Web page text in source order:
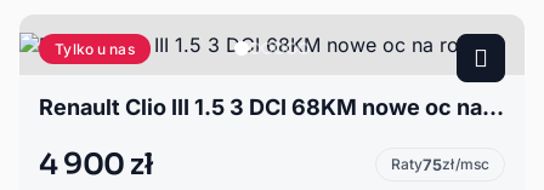
Tylko u nas
Renault Clio III 1.5 3 DCI 68KM nowe oc na rok
4 900 zł Raty75zł/msc